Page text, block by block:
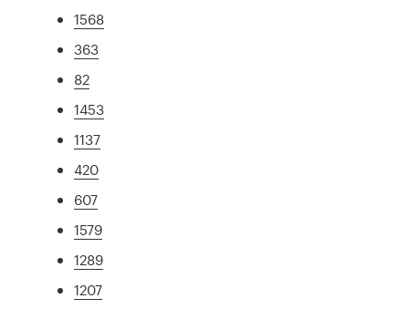
1568
363
82
1453
1137
420
607
1579
1289
1207